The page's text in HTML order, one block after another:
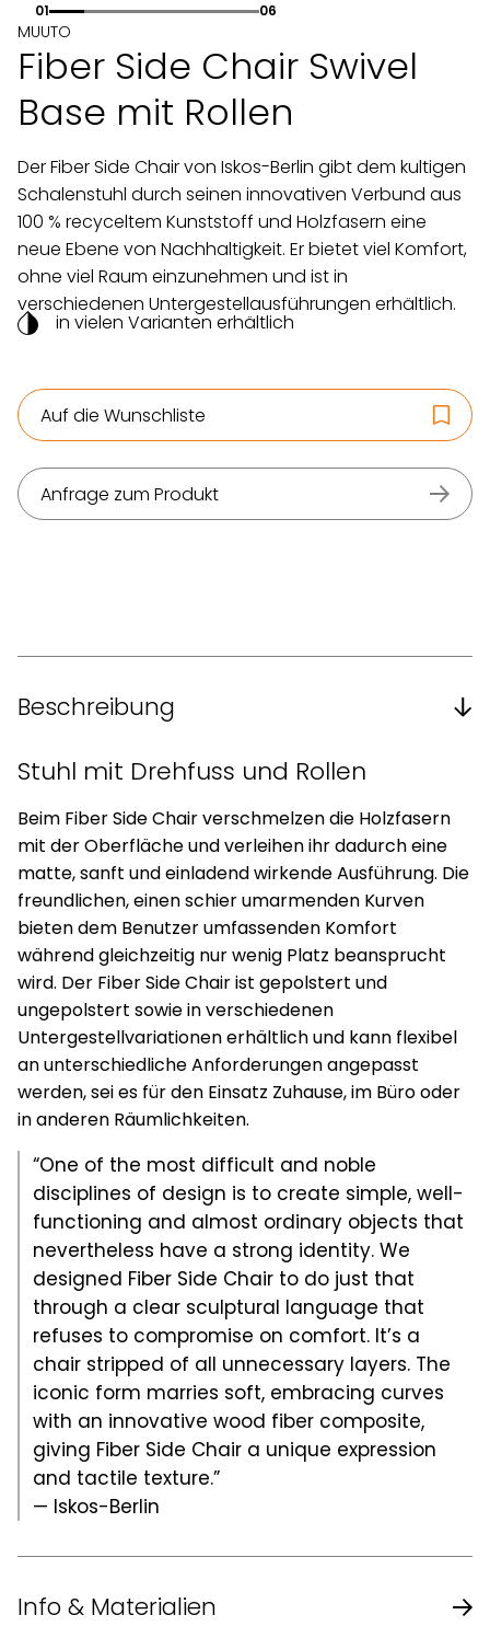
01 06
MUUTO
Fiber Side Chair Swivel
Base mit Rollen
Der Fiber Side Chair von Iskos-Berlin gibt dem kultigen
Schalenstuhl durch seinen innovativen Verbund aus
100 % recyceltem Kunststoff und Holzfasern eine
neue Ebene von Nachhaltigkeit. Er bietet viel Komfort,
ohne viel Raum einzunehmen und ist in
verschiedenen Untergestellausführungen erhältlich.
in vielen Varianten erhältlich
Auf die Wunschliste
Anfrage zum Produkt
Beschreibung
Stuhl mit Drehfuss und Rollen
Beim Fiber Side Chair verschmelzen die Holzfasern
mit der Oberfläche und verleihen ihr dadurch eine
matte, sanft und einladend wirkende Ausführung. Die
freundlichen, einen schier umarmenden Kurven
bieten dem Benutzer umfassenden Komfort
während gleichzeitig nur wenig Platz beansprucht
wird. Der Fiber Side Chair ist gepolstert und
ungepolstert sowie in verschiedenen
Untergestellvariationen erhältlich und kann flexibel
an unterschiedliche Anforderungen angepasst
werden, sei es für den Einsatz Zuhause, im Büro oder
in anderen Räumlichkeiten.
“One of the most difficult and noble
disciplines of design is to create simple, well-
functioning and almost ordinary objects that
nevertheless have a strong identity. We
designed Fiber Side Chair to do just that
through a clear sculptural language that
refuses to compromise on comfort. It’s a
chair stripped of all unnecessary layers. The
iconic form marries soft, embracing curves
with an innovative wood fiber composite,
giving Fiber Side Chair a unique expression
and tactile texture.”
— Iskos-Berlin
Info & Materialien